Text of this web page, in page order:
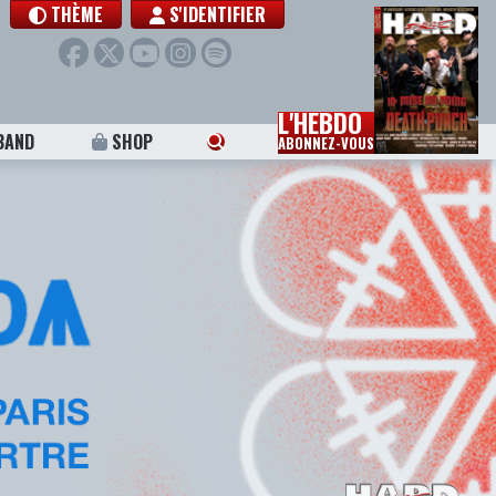
THÈME S'IDENTIFIER
SHOP L'HEBDO
ABONNEZ-VOUS